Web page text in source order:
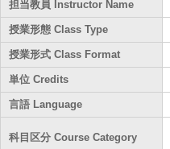
担当教員 Instructor Name
授業形態 Class Type
授業形式 Class Format
単位 Credits
言語 Language
科目区分 Course Category